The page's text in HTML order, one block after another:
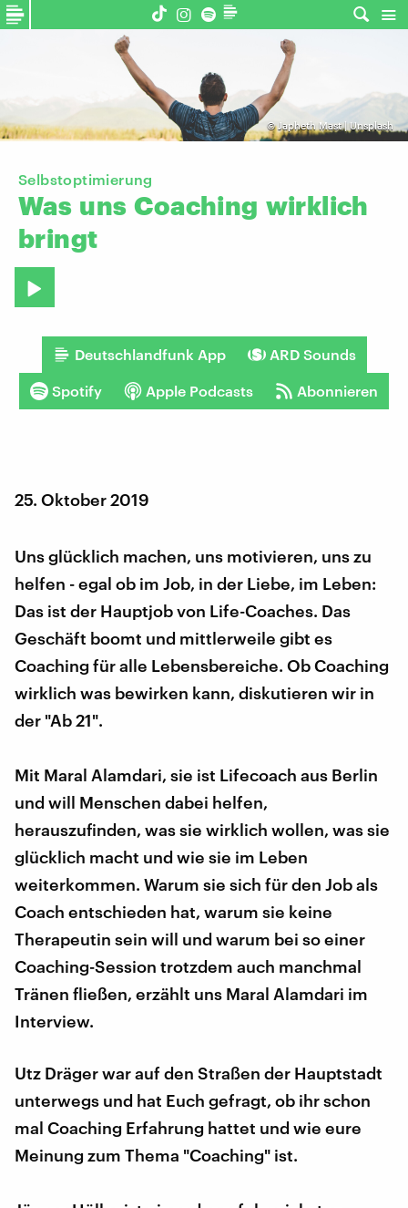
©Japheth Mast | Unsplash
Selbstoptimierung
Was uns Coaching wirklich
bringt
Deutschlandfunk App ARD Sounds
Spotify Apple Podcasts Abonnieren
25. Oktober 2019
Uns glücklich machen, uns motivieren, uns zu
helfen - egal ob im Job, in der Liebe, im Leben:
Das ist der Hauptjob von Life-Coaches. Das
Geschäft boomt und mittlerweile gibt es
Coaching für alle Lebensbereiche. Ob Coaching
wirklich was bewirken kann, diskutieren wir in
der "Ab 21".
Mit Maral Alamdari, sie ist Lifecoach aus Berlin
und will Menschen dabei helfen,
herauszufinden, was sie wirklich wollen, was sie
glücklich macht und wie sie im Leben
weiterkommen. Warum sie sich für den Job als
Coach entschieden hat, warum sie keine
Therapeutin sein will und warum bei so einer
Coaching-Session trotzdem auch manchmal
Tränen fließen, erzählt uns Maral Alamdari im
Interview.
Utz Dräger war auf den Straßen der Hauptstadt
unterwegs und hat Euch gefragt, ob ihr schon
mal Coaching Erfahrung hattet und wie eure
Meinung zum Thema "Coaching" ist.